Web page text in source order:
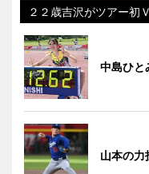
２２歳吉沢がツアー
中島ひと
山本の